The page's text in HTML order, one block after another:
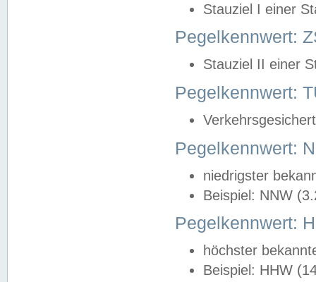
Stauziel I einer
Pegelkennwert:
Stauziel II einer
Pegelkennwert:
Pegelkennwert:
niedrigster
Beispiel: NNW
Pegelkennwert:
höchster
Beispiel: HHW